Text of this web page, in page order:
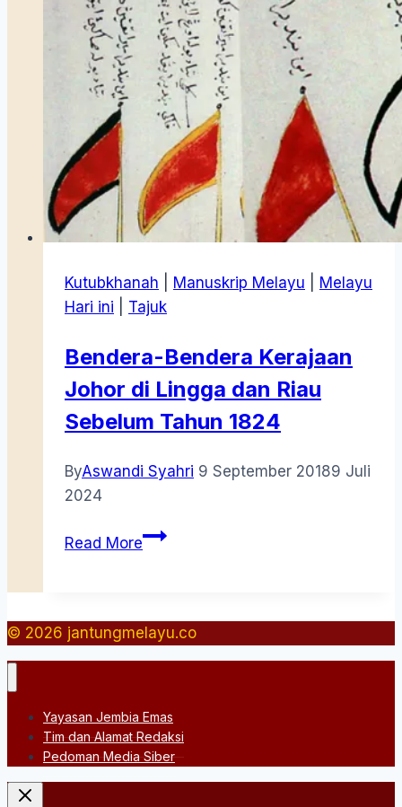
(25
Juni
1857)
Kutubkhanah Manuskrip Melayu
Melayu
Hari ini
Tajuk
Bendera-Bendera Kerajaan
Johor di Lingga dan Riau
Sebelum Tahun 1824
ByAswandi Syahri 9 September 20189 Juli
2024
Read MoreBendera-
di
Sebelum
Tahun
© 2026 jantungmelayu.co
Yayasan Jembia Emas
Tim dan Alamat Redaksi
Pedoman Media Siber